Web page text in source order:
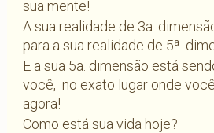
sua mente!
A sua realidade de 3a.
para a sua realidade de 5ª.
E a sua 5a. dimensão está
você, no exato lugar onde
agora!
Como está sua vida hoje?